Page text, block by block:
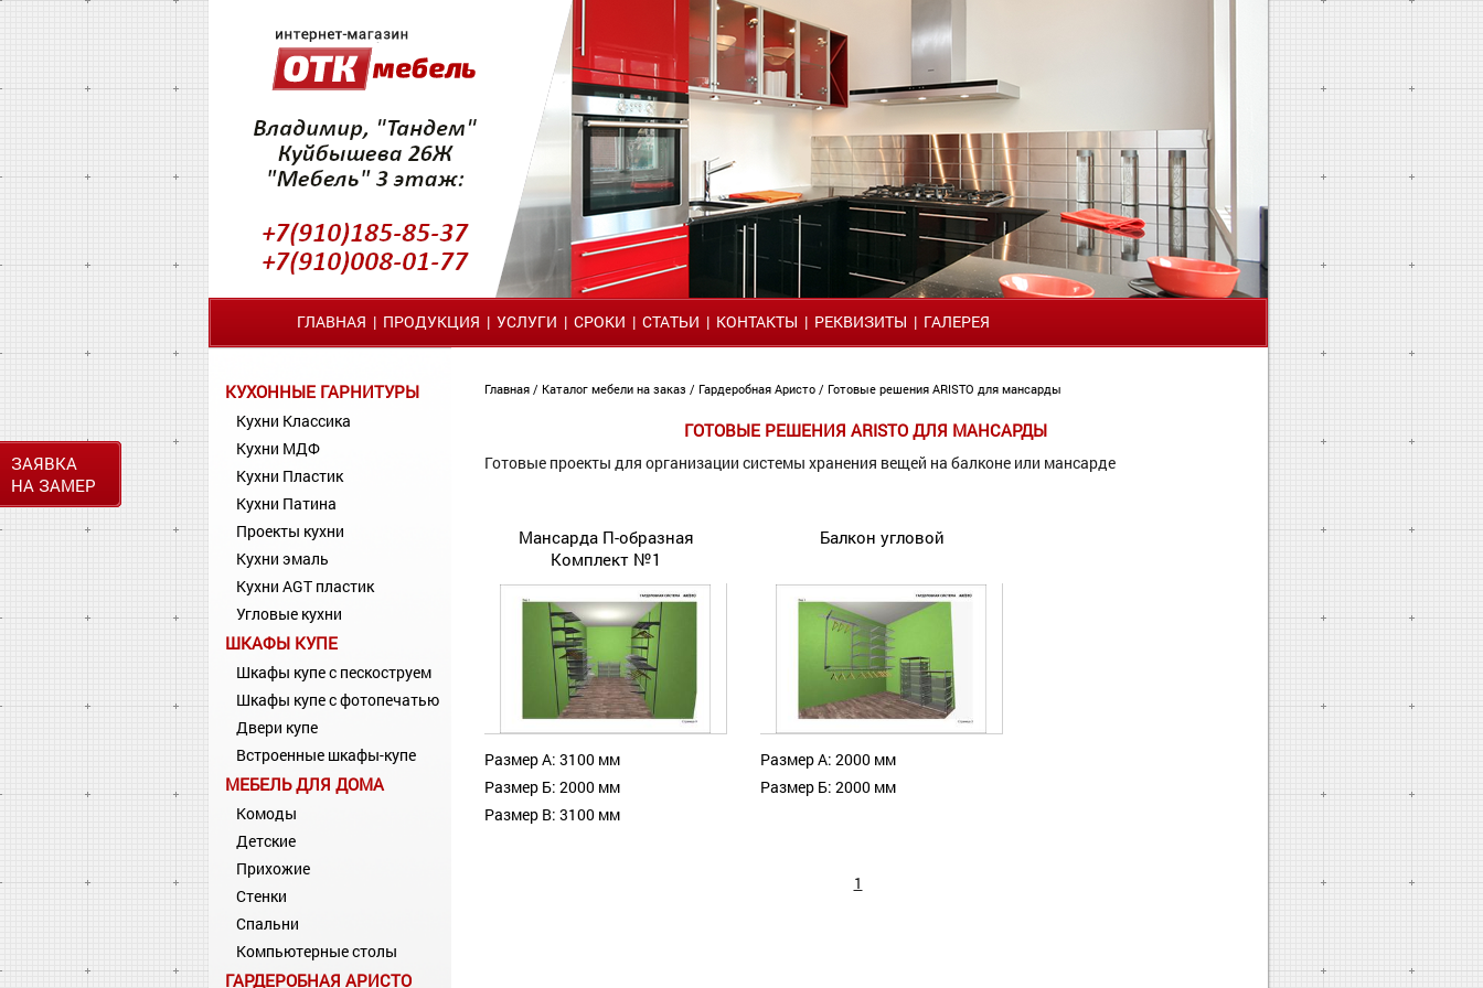
ЗАЯВКА
НА ЗАМЕР
ГЛАВНАЯ | ПРОДУКЦИЯ | УСЛУГИ | СРОКИ | СТАТЬИ | КОНТАКТЫ | РЕКВИЗИТЫ | ГАЛЕРЕЯ
КУХОННЫЕ ГАРНИТУРЫ
Кухни Классика
Кухни МДФ
Кухни Пластик
Кухни Патина
Проекты кухни
Кухни эмаль
Кухни AGT пластик
Угловые кухни
ШКАФЫ КУПЕ
Шкафы купе с пескоструем
Шкафы купе с фотопечатью
Двери купе
Встроенные шкафы-купе
МЕБЕЛЬ ДЛЯ ДОМА
Комоды
Детские
Прихожие
Стенки
Спальни
Компьютерные столы
ГАРДЕРОБНАЯ АРИСТО
Главная / Каталог мебели на заказ / Гардеробная Аристо / Готовые решения ARISTO для мансарды
ГОТОВЫЕ РЕШЕНИЯ ARISTO ДЛЯ МАНСАРДЫ
Готовые проекты для организации системы хранения вещей на балконе или мансарде
Мансарда П-образная
Комплект №1
Размер А: 3100 мм
Размер Б: 2000 мм
Размер В: 3100 мм
Балкон угловой
Размер А: 2000 мм
Размер Б: 2000 мм
1